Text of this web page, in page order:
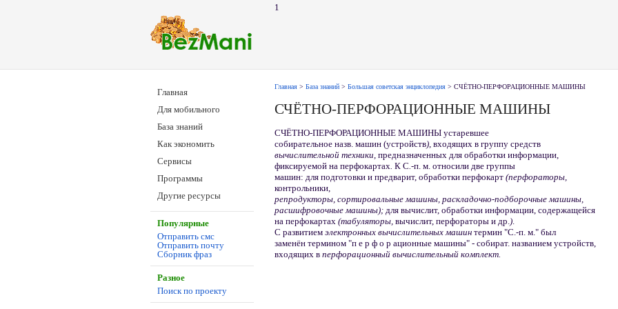
1
Главная
Для мобильного
База знаний
Как экономить
Сервисы
Программы
Другие ресурсы
Популярные
Отправить смс
Отправить почту
Сборник фраз
Разное
Поиск по проекту
Главная > База знаний > Большая советская энциклопедия > СЧЁТНО-ПЕРФОРАЦИОННЫЕ МАШИНЫ
СЧЁТНО-ПЕРФОРАЦИОННЫЕ МАШИНЫ
СЧЁТНО-ПЕРФОРАЦИОННЫЕ МАШИНЫ устаревшее
собирательное назв. машин (устройств) , входящих в группу средств
вычислительной техники, предназначенных для обработки информации,
фиксируемой на перфокартах К С -п. м. относили две группы
машин: для подготовки и предварит, обработки перфокарт (перфораторы,
контрольники,
репродукторы, сортировальные машины, раскладочно-подборочные машины,
расшифровочные машины); для вычислит, обработки информации, содержащейся
на перфокартах (табуляторы, вычислит, перфораторы и др. )
С развитием электронных вычислительных машин термин "С.-п. м." был
заменён термином "п е р ф о р ационные машины" - собират. названием устройств,
входящих в перфорационный вычислительный комплект.